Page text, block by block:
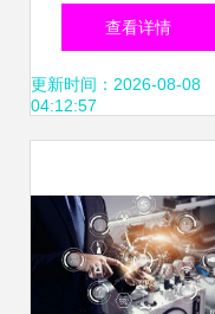
动互联网未来——
2018全球互联网技
务新动能
查看详情
更新时间：2026-08-08
04:12:57